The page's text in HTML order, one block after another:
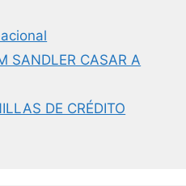
SANDLER CASAR A
DE CRÉDITO